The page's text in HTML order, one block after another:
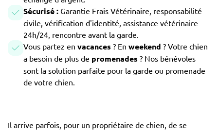
Sécurisé : Garantie Frais Vétérinaire, responsabilité
civile, vérification d'identité, assistance vétérinaire
24h/24, rencontre avant la garde.
Vous partez en vacances ? En weekend ? Votre chien
a besoin de plus de promenades ? Nos bénévoles
sont la solution parfaite pour la garde ou promenade
de votre chien.
Il arrive parfois, pour un propriétaire de chien, de se